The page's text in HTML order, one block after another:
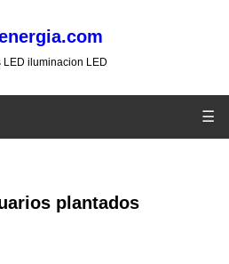
LED iluminacion LED
☰
plantados